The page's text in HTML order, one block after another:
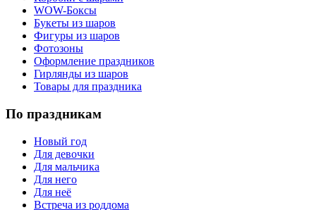
WOW-Боксы
Букеты из шаров
Фигуры из шаров
Фотозоны
Оформление праздников
Гирлянды из шаров
Товары для праздника
По праздникам
Новый год
Для девочки
Для мальчика
Для него
Для неё
Встреча из роддома